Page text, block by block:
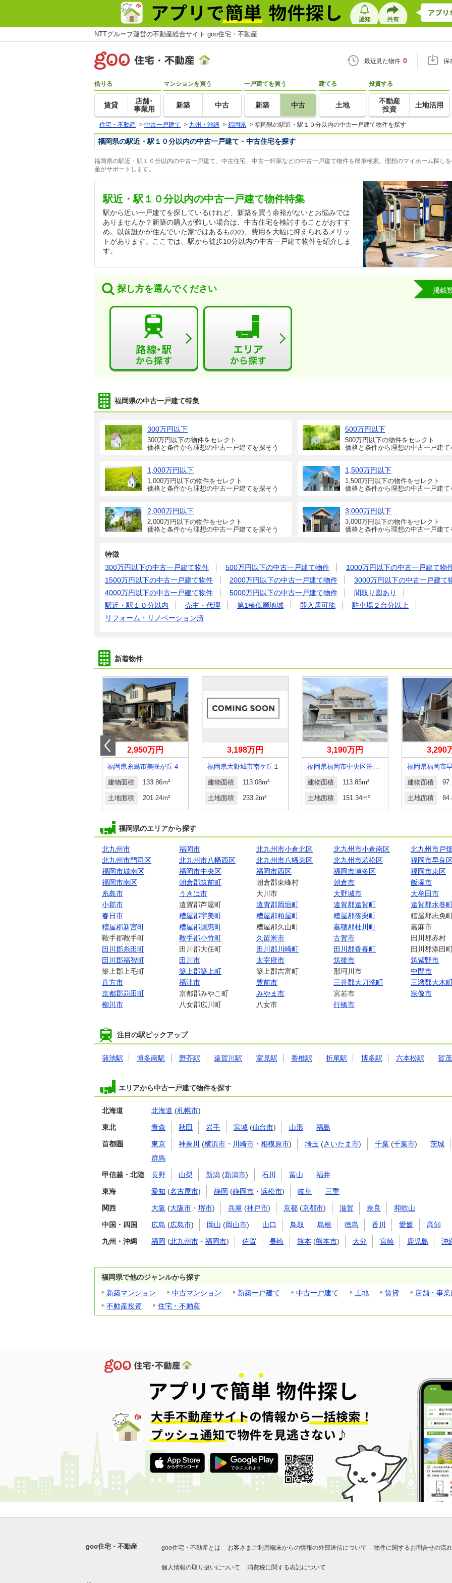
NTTグループ運営の不動産総合サイト goo住宅・不動産
最近見た物件 0 保
借りる
賃貸
店舗･
事業用
マンションを買う
新築 中古
一戸建てを買う
新築 中古
建てる
土地
投資する
不動産
投資
土地活用
住宅・不動産 > 中古一戸建て > 九州・沖縄 > 福岡県 > 福岡県の駅近・駅１０分以内の中古一戸建て物件を探す
福岡県の駅近・駅１０分以内の中古一戸建て・中古住宅を探す
福岡県の駅近・駅１０分以内の中古一戸建て、中古住宅、中古一軒家などの中古一戸建て物件を簡単検索。理想のマイホーム探し
産がサポートします。
駅近・駅１０分以内の中古一戸建て物件特集
駅から近い一戸建てを探しているけれど、新築を買う余裕がないとお悩みでは
ありませんか？新築の購入が難しい場合は、中古住宅を検討することがおすす
め。以前誰かが住んでいた家ではあるものの、費用を大幅に抑えられるメリッ
トがあります。ここでは、駅から徒歩10分以内の中古一戸建て物件を紹介しま
す。
探し方を選んでください 掲載
福岡県の中古一戸建て特集
300万円以下
300万円以下の物件をセレクト
価格と条件から理想の中古一戸建てを探そう
500万円以下
500万円以下の物件をセレクト
価格と条件から理想の中古一戸建て
1,000万円以下
1,000万円以下の物件をセレクト
価格と条件から理想の中古一戸建てを探そう
1,500万円以下
1,500万円以下の物件をセレクト
価格と条件から理想の中古一戸建て
2,000万円以下
2,000万円以下の物件をセレクト
価格と条件から理想の中古一戸建てを探そう
3,000万円以下
3,000万円以下の物件をセレクト
価格と条件から理想の中古一戸建て
特徴
300万円以下の中古一戸建て物件
500万円以下の中古一戸建て物件
1000万円以下の中古一戸建て物
1500万円以下の中古一戸建て物件
2000万円以下の中古一戸建て物件
3000万円以下の中古一戸建て
4000万円以下の中古一戸建て物件
5000万円以下の中古一戸建て物件
間取り図あり
駅近・駅１０分以内
売主・代理 第1種低層地域 即入居可能
駐車場２台分以上
リフォーム・リノベーション済
新着物件
2,950万円
福岡県糸島市美咲が丘４
建物面積 133.86m²
土地面積 201.24m²
3,198万円
福岡県大野城市南ケ丘１
建物面積 113.08m²
土地面積 233.2m²
3,190万円
福岡県福岡市中央区笹丘２
建物面積 113.85m²
土地面積 151.34m²
3,290
建物面積
土地面積
福岡県のエリアから探す
北九州市 福岡市 北九州市小倉北区 北九州市小倉南区
北九州市戸
北九州市門司区
北九州市八幡西区 北九州市八幡東区 北九州市若松区
福岡市早良
福岡市城南区
福岡市中央区 福岡市西区 福岡市博多区
福岡市東区
福岡市南区
朝倉郡筑前町 朝倉郡東峰村 朝倉市
飯塚市
糸島市
うきは市 大川市 大野城市
大牟田市
小郡市
遠賀郡芦屋町 遠賀郡岡垣町 遠賀郡遠賀町
遠賀郡水巻
春日市
糟屋郡宇美町 糟屋郡粕屋町 糟屋郡篠栗町
糟屋郡志免
糟屋郡新宮町
糟屋郡須惠町 糟屋郡久山町 嘉穂郡桂川町
嘉麻市
鞍手郡鞍手町
鞍手郡小竹町 久留米市 古賀市
田川郡赤村
田川郡糸田町
田川郡大任町 田川郡川崎町 田川郡香春町
田川郡添田
田川郡福智町
田川市 太宰府市 筑後市
筑紫野市
築上郡上毛町
築上郡築上町 築上郡吉富町 那珂川市
中間市
直方市
福津市 豊前市 三井郡大刀洗町
三潴郡大木
京都郡苅田町
京都郡みやこ町 みやま市 宮若市
宗像市
柳川市
八女郡広川町 八女市 行橋市
注目の駅ピックアップ
蒲池駅 博多南駅 野芥駅 遠賀川駅 室見駅 香椎駅 折尾駅 博多駅 六本松駅 賀
エリアから中古一戸建て物件を探す
北海道 北海道 (札幌市)
東北 青森 秋田 岩手 宮城(仙台市) 山形 福島
首都圏 東京 神奈川 (横浜市 ・ 川崎市 ・相模原市) 埼玉 (さいたま市) 千葉(千葉市) 茨城
群馬
甲信越・北陸 長野 山梨 新潟 (新潟市) 石川 富山 福井
東海 愛知 (名古屋市) 静岡 (静岡市 ・浜松市) 岐阜 三重
関西 大阪 (大阪市 ・ 堺市) 兵庫 (神戸市) 京都 (京都市) 滋賀 奈良 和歌山
中国・四国 広島 (広島市) 岡山 (岡山市) 山口 鳥取 島根 徳島 香川 愛媛 高知
九州・沖縄 福岡 (北九州市 ・ 福岡市) 佐賀 長崎 熊本 (熊本市) 大分 宮崎 鹿児島 沖
福岡県で他のジャンルから探す
新築マンション
中古マンション 新築一戸建て 中古一戸建て 土地 賃貸
店舗・事業
不動産投資
住宅・不動産
goo住宅・不動産 goo住宅・不動産とは お客さまご利用端末からの情報の外部送信について 物件に関するお問合せの流れ
個人情報の取り扱いについて 消費税に関する表記について